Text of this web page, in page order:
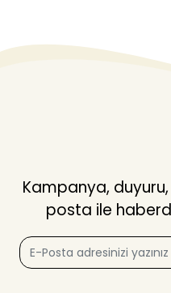
Kampanya,
posta ile